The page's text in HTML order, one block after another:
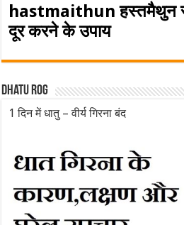
hastmaithun हस्तमैथुन
दूर करने के उपाय
Dhatu rog
1 दिन में धातु – वीर्य गिरना बंद